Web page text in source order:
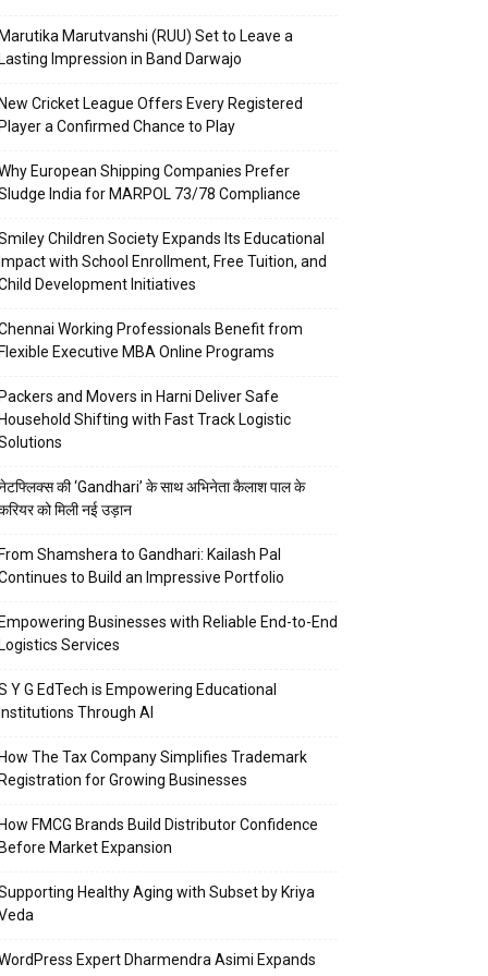
Marutvanshi (RUU) Set to Leave a
Impression in Band Darwajo
Cricket League Offers Every Registered
a Confirmed Chance to Play
European Shipping Companies Prefer
India for MARPOL 73/78 Compliance
Children Society Expands Its Educational
with School Enrollment, Free Tuition, and
Development Initiatives
Working Professionals Benefit from
Executive MBA Online Programs
and Movers in Harni Deliver Safe
Shifting with Fast Track Logistic
की ‘Gandhari’ के साथ अभिनेता कैलाश पाल के
को मिली नई उड़ान
Shamshera to Gandhari: Kailash Pal
to Build an Impressive Portfolio
Businesses with Reliable End-to-End
Services
Y G EdTech is Empowering Educational
Through AI
The Tax Company Simplifies Trademark
for Growing Businesses
FMCG Brands Build Distributor Confidence
Market Expansion
Healthy Aging with Subset by Kriya
Expert Dharmendra Asimi Expands